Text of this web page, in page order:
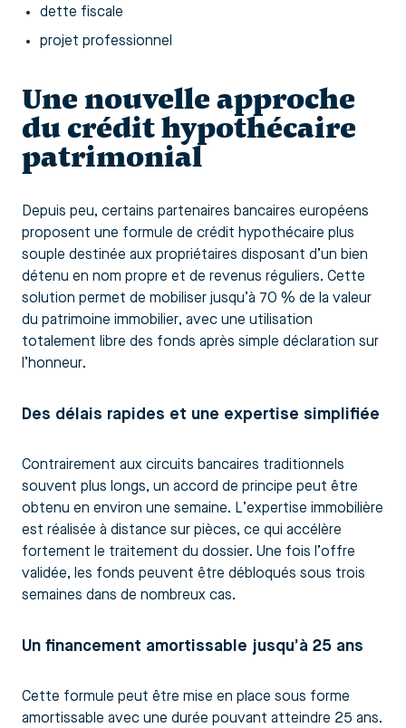
dette fiscale
projet professionnel
Une nouvelle approche
du crédit hypothécaire
patrimonial
Depuis peu, certains partenaires bancaires européens
proposent une formule de crédit hypothécaire plus
souple destinée aux propriétaires disposant d’un bien
détenu en nom propre et de revenus réguliers. Cette
solution permet de mobiliser jusqu’à 70 % de la valeur
du patrimoine immobilier, avec une utilisation
totalement libre des fonds après simple déclaration sur
l’honneur.
Des délais rapides et une expertise simplifiée
Contrairement aux circuits bancaires traditionnels
souvent plus longs, un accord de principe peut être
obtenu en environ une semaine. L’expertise immobilière
est réalisée à distance sur pièces, ce qui accélère
fortement le traitement du dossier. Une fois l’offre
validée, les fonds peuvent être débloqués sous trois
semaines dans de nombreux cas.
Un financement amortissable jusqu’à 25 ans
Cette formule peut être mise en place sous forme
amortissable avec une durée pouvant atteindre 25 ans.